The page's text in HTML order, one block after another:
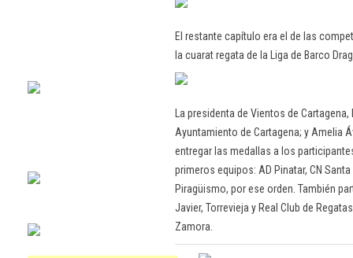
El restante capítulo era el de las
la cuarat regata de la Liga de Barco
La presidenta de Vientos de
Ayuntamiento de Cartagena; y Amelia
entregar las medallas a los
primeros equipos: AD Pinatar, CN
Piragüismo, por ese orden. También
Javier, Torrevieja y Real Club de
Zamora.